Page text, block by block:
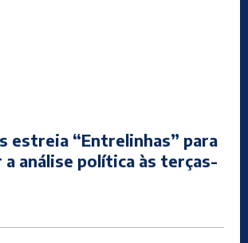
estreia “Entrelinhas” para
análise política às terças-